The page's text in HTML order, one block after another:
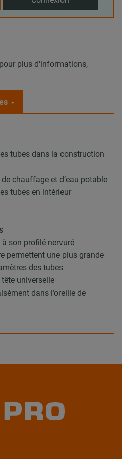
plus d'informations,
tubes dans la construction
chauffage et d’eau potable
tubes en intérieur
son profilé nervuré
permettent une plus grande
des tubes
universelle
dans l’oreille de